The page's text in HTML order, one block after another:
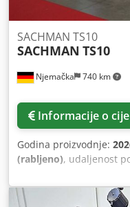
Njemačka 740 km
SACHMAN TS10
SACHMAN TS10
Informacije o
Godina proizvodnje:
(rabljeno), udaljenost
kontrolera:
snaga motora vretena: